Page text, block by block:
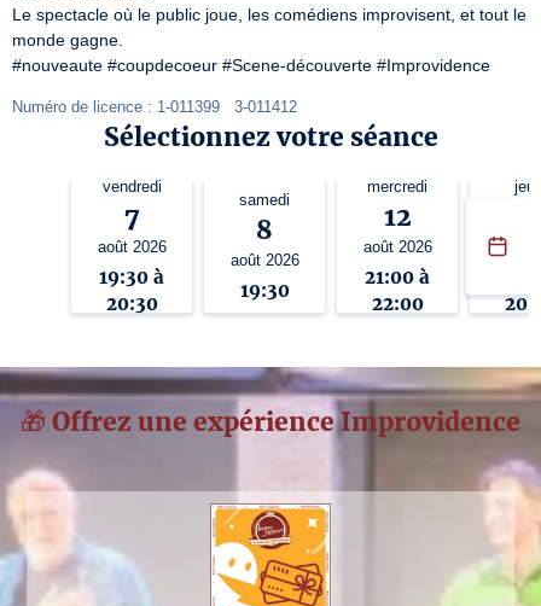
Le spectacle où le public joue, les comédiens improvisent, et tout le
monde gagne.
#nouveaute #coupdecoeur #Scene-découverte #Improvidence
Numéro de licence : 1-011399   3-011412
Sélectionnez votre séance
vendredi
7
août 2026
19:30 à
20:30
samedi
8
août 2026
19:30
mercredi
12
août 2026
21:00 à
22:00
août
🎁 Offrez une expérience Improvidence